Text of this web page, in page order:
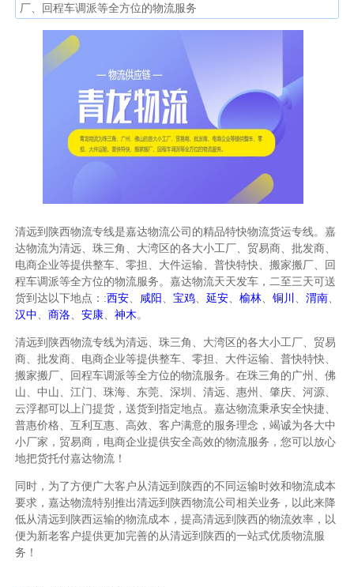
厂、回程车调派等全方位的物流服务
清远到陕西物流专线是嘉达物流公司的精品特快物流货运专线。嘉
达物流为清远、珠三角、大湾区的各大小工厂、贸易商、批发商、
电商企业等提供整车、零担、大件运输、普快特快、搬家搬厂、回
程车调派等全方位的物流服务。嘉达物流天天发车，二至三天可送
货到达以下地点：:西安、 咸阳 宝鸡、 延安、 榆林、 铜川 渭南、
汉中
商洛、 安康、 神木。
清远到陕西物流专线为清远、珠三角、大湾区的各大小工厂、贸易
商、批发商、电商企业等提供整车、零担、大件运输、普快特快、
搬家搬厂、回程车调派等全方位的物流服务。在珠三角的广州、佛
山、中山、江门、珠海、东莞、深圳、清远、惠州、肇庆、河源、
云浮都可以上门提货，送货到指定地点。嘉达物流秉承安全快捷、
普惠价格、互利互惠、高效、客户满意的服务理念，竭诚为各大中
小厂家，贸易商，电商企业提供安全高效的物流服务，您可以放心
地把货托付嘉达物流！
同时，为了方便广大客户从清远到陕西的不同运输时效和物流成本
要求，嘉达物流特别推出清远到陕西物流公司相关业务，以此来降
低从清远到陕西运输的物流成本，提高清远到陕西的物流效率，以
便为新老客户提供更加完善的从清远到陕西的一站式优质物流服
务！